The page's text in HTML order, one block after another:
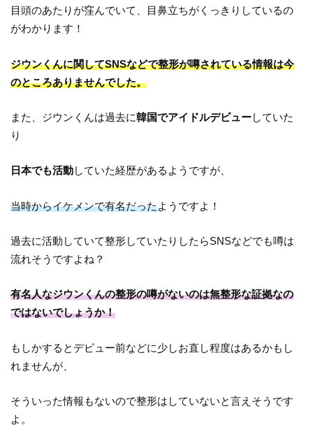
目頭のあたりが窪んでいて、目鼻立ちがくっきりしているの
がわかります！
ジウンくんに関してSNSなどで整形が噂されている情報は今
のところありませんでした。
また、ジウンくんは過去に韓国でアイドルデビューしていた
り
日本でも活動していた経歴があるようですが、
当時からイケメンで有名だったようですよ！
過去に活動していて整形していたりしたらSNSなどでも噂は
流れそうですよね？
有名人なジウンくんの整形の噂がないのは無整形な証拠なの
ではないでしょうか！
もしかするとデビュー前などに少しお直し程度はあるかもし
れませんが、
そういった情報もないので整形はしていないと言えそうです
よ。